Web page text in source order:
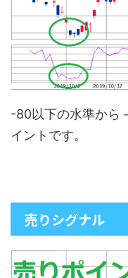
-80以下の水準から
イントです。
売りシグナル